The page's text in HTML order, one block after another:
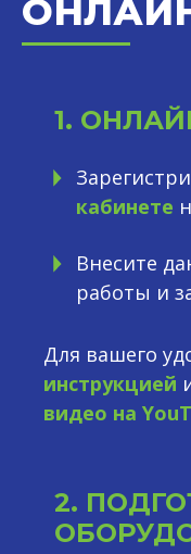
1.
кабинете
Внесите
работы и
Для вашего
инструкцией
видео на
2.